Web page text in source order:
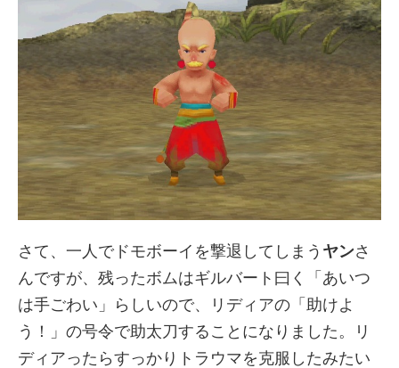
さて、一人でドモボーイを撃退してしまう ヤンさ
んですが、残ったボムはギルバート曰く「あいつ
は手ごわい」らしいので、リディアの「助けよ
う！」の号令で助太刀することになりました。リ
ディアったらすっかりトラウマを克服したみたい